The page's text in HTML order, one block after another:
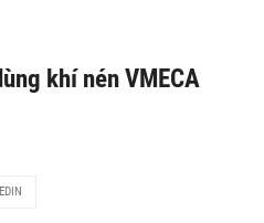
khí nén VMECA